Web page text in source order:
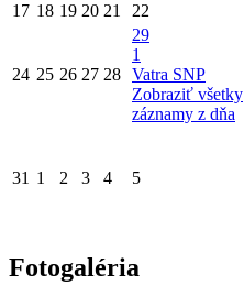
17 18 19 20 21 22
24 25 26 27 28
29
1
Vatra SNP
Zobraziť všetky
záznamy z dňa
31 1 2 3 4 5
Fotogaléria